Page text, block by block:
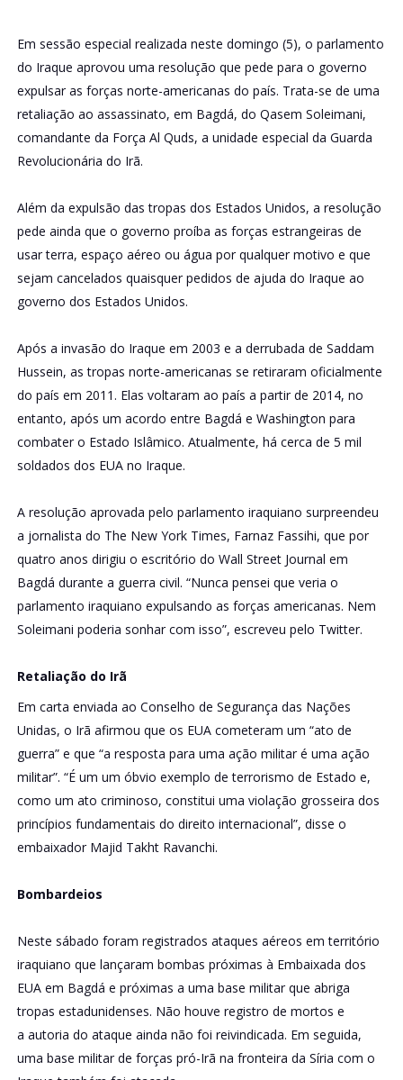
Em sessão especial realizada neste domingo (5), o parlamento
do Iraque aprovou uma resolução que pede para o governo
expulsar as forças norte-americanas do país. Trata-se de uma
retaliação ao assassinato, em Bagdá, do Qasem Soleimani,
comandante da Força Al Quds, a unidade especial da Guarda
Revolucionária do Irã.
Além da expulsão das tropas dos Estados Unidos, a resolução
pede ainda que o governo proíba as forças estrangeiras de
usar terra, espaço aéreo ou água por qualquer motivo e que
sejam cancelados quaisquer pedidos de ajuda do Iraque ao
governo dos Estados Unidos.
Após a invasão do Iraque em 2003 e a derrubada de Saddam
Hussein, as tropas norte-americanas se retiraram oficialmente
do país em 2011. Elas voltaram ao país a partir de 2014, no
entanto, após um acordo entre Bagdá e Washington para
combater o Estado Islâmico. Atualmente, há cerca de 5 mil
soldados dos EUA no Iraque.
A resolução aprovada pelo parlamento iraquiano surpreendeu
a jornalista do The New York Times, Farnaz Fassihi, que por
quatro anos dirigiu o escritório do Wall Street Journal em
Bagdá durante a guerra civil. “Nunca pensei que veria o
parlamento iraquiano expulsando as forças americanas. Nem
Soleimani poderia sonhar com isso”, escreveu pelo Twitter.
Retaliação do Irã
Em carta enviada ao Conselho de Segurança das Nações
Unidas, o Irã afirmou que os EUA cometeram um “ato de
guerra” e que “a resposta para uma ação militar é uma ação
militar”. “É um um óbvio exemplo de terrorismo de Estado e,
como um ato criminoso, constitui uma violação grosseira dos
princípios fundamentais do direito internacional”, disse o
embaixador Majid Takht Ravanchi.
Bombardeios
Neste sábado foram registrados ataques aéreos em território
iraquiano que lançaram bombas próximas à Embaixada dos
EUA em Bagdá e próximas a uma base militar que abriga
tropas estadunidenses. Não houve registro de mortos e
a autoria do ataque ainda não foi reivindicada. Em seguida,
uma base militar de forças pró-Irã na fronteira da Síria com o